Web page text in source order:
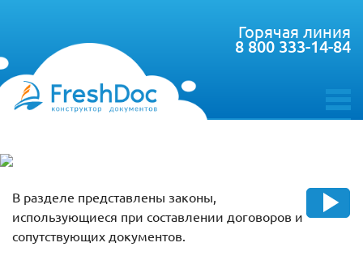
toggle
Горячая линия
8 800 333-14-84
В разделе представлены законы,
использующиеся при составлении договоров и
сопутствующих документов.